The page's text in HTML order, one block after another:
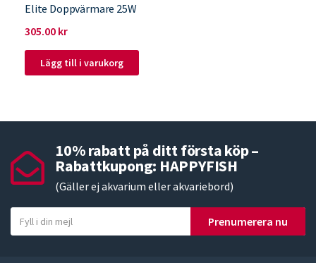
Elite Doppvärmare 25W
305.00 kr
Lägg till i varukorg
10% rabatt på ditt första köp –
Rabattkupong: HAPPYFISH
(Gäller ej akvarium eller akvariebord)
o
Prenumerera nu